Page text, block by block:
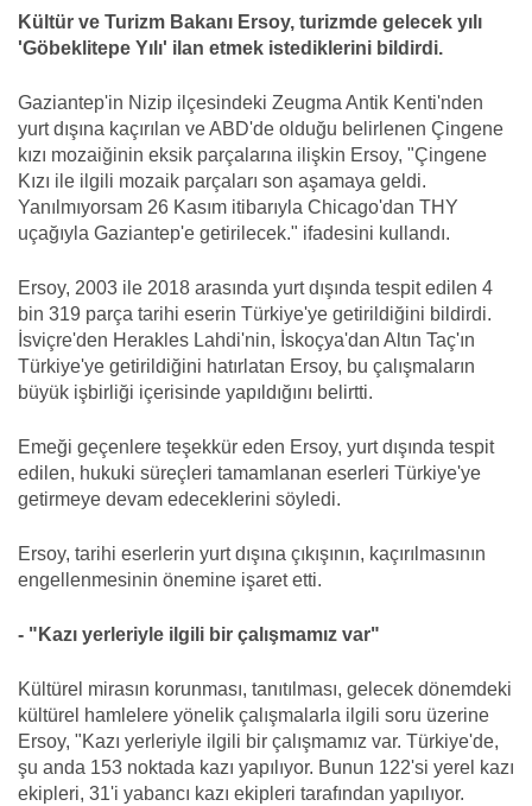
Kültür ve Turizm Bakanı Ersoy, turizmde gelecek yılı
'Göbeklitepe Yılı' ilan etmek istediklerini bildirdi.
Gaziantep'in Nizip ilçesindeki Zeugma Antik Kenti'nden
yurt dışına kaçırılan ve ABD'de olduğu belirlenen Çingene
kızı mozaiğinin eksik parçalarına ilişkin Ersoy, "Çingene
Kızı ile ilgili mozaik parçaları son aşamaya geldi.
Yanılmıyorsam 26 Kasım itibarıyla Chicago'dan THY
uçağıyla Gaziantep'e getirilecek." ifadesini kullandı.
Ersoy, 2003 ile 2018 arasında yurt dışında tespit edilen 4
bin 319 parça tarihi eserin Türkiye'ye getirildiğini bildirdi.
İsviçre'den Herakles Lahdi'nin, İskoçya'dan Altın Taç'ın
Türkiye'ye getirildiğini hatırlatan Ersoy, bu çalışmaların
büyük işbirliği içerisinde yapıldığını belirtti.
Emeği geçenlere teşekkür eden Ersoy, yurt dışında tespit
edilen, hukuki süreçleri tamamlanan eserleri Türkiye'ye
getirmeye devam edeceklerini söyledi.
Ersoy, tarihi eserlerin yurt dışına çıkışının, kaçırılmasının
engellenmesinin önemine işaret etti.
- "Kazı yerleriyle ilgili bir çalışmamız var"
Kültürel mirasın korunması, tanıtılması, gelecek dönemdeki
kültürel hamlelere yönelik çalışmalarla ilgili soru üzerine
Ersoy, "Kazı yerleriyle ilgili bir çalışmamız var. Türkiye'de,
şu anda 153 noktada kazı yapılıyor. Bunun 122'si yerel kazı
ekipleri, 31'i yabancı kazı ekipleri tarafından yapılıyor.